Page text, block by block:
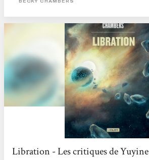
Libration - Les critiques de Yuyine